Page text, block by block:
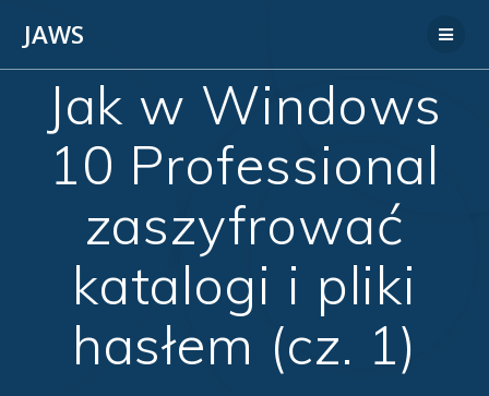
JAWS
Jak w Windows
10 Professional
zaszyfrować
katalogi i pliki
hasłem (cz. 1)